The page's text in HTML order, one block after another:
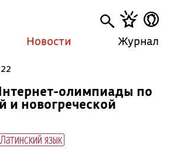
Новости Журнал
олимпиады по
и новогреческой
язык